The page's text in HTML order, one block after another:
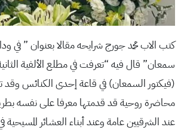
كتب الاب محمد جورج شرايحه مقالا بعنوان ” في
سمعان” قال فيه “تعرفت في مطلع الألفية
(فيكتور السمعان) في قاعة إحدى الكنائس وقد
محاضرة روحية قد قدمتها معرفا على نفسه
عند الشرقيين عامة وعند أبناء العشائر المسيحية